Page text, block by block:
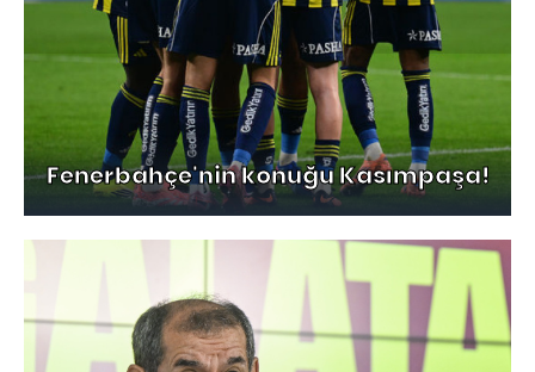
Fenerbahçe'nin konuğu Kasımpaşa!